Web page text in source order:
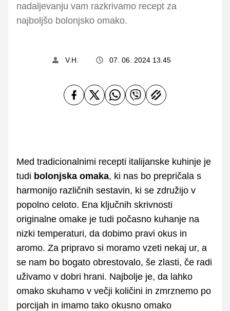
nadaljevanju vam razkrivamo recept za
najboljšo bolonjsko omako.
V.H. 07. 06. 2024 13.45
Med tradicionalnimi recepti italijanske kuhinje je
tudi bolonjska omaka, ki nas bo prepričala s
harmonijo različnih sestavin, ki se združijo v
popolno celoto. Ena ključnih skrivnosti
originalne omake je tudi počasno kuhanje na
nizki temperaturi, da dobimo pravi okus in
aromo. Za pripravo si moramo vzeti nekaj ur, a
se nam bo bogato obrestovalo, še zlasti, če radi
uživamo v dobri hrani. Najbolje je, da lahko
omako skuhamo v večji količini in zmrznemo po
porcijah in imamo tako okusno omako